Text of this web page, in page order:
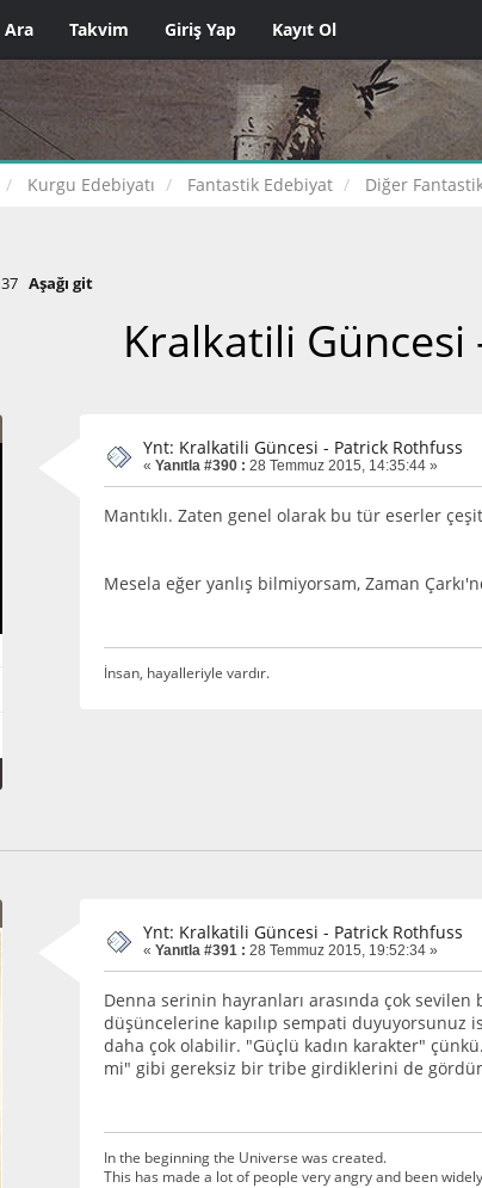
Ara Takvim Giriş Yap Kayıt Ol
Kurgu Edebiyatı Fantastik Edebiyat Diğer
37 Aşağı git
Kralkatili
Ynt: Kralkatili Güncesi - Patrick Rothfuss
« Yanıtla #390 : 28 Temmuz 2015, 14:35:44 »
Mantıklı. Zaten genel olarak bu tür eserler
Mesela eğer yanlış bilmiyorsam, Zaman
İnsan, hayalleriyle vardır.
Ynt: Kralkatili Güncesi - Patrick Rothfuss
« Yanıtla #391 : 28 Temmuz 2015, 19:52:34 »
Denna serinin hayranları arasında çok
düşüncelerine kapılıp sempati duyuyorsunuz
daha çok olabilir. "Güçlü kadın karakter"
mi" gibi gereksiz bir tribe girdiklerini de
In the beginning the Universe was created.
This has made a lot of people very angry and been